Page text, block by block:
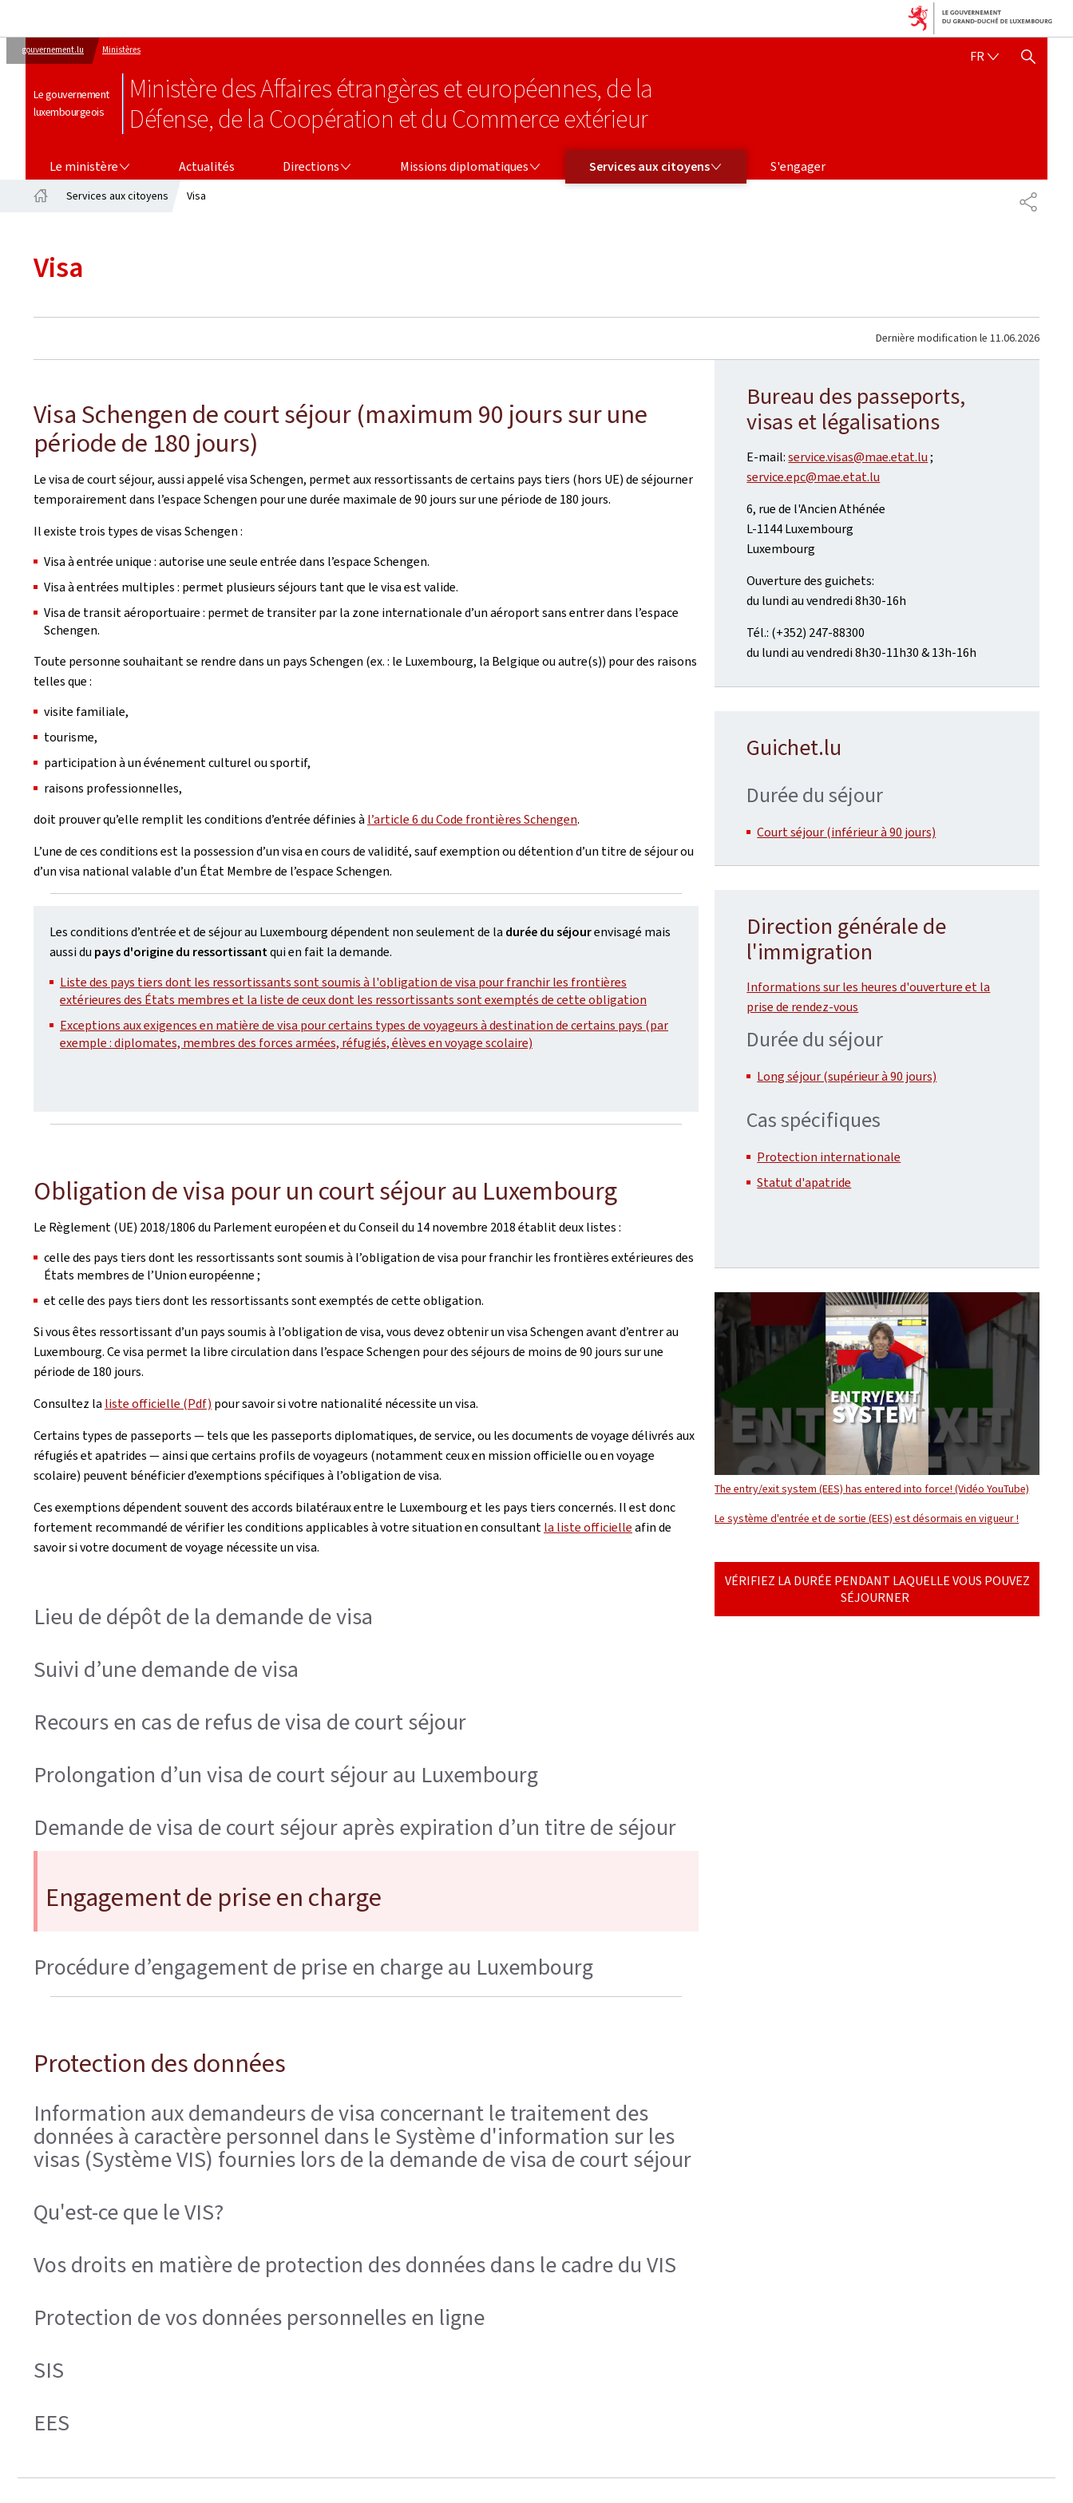
gouvernement.lu Ministères
Le gouvernement
luxembourgeois
Ministère des Affaires étrangères et européennes, de la
Défense, de la Coopération et du Commerce extérieur
FRFRANÇAIS
AFFICHER / MASQUER
Le ministère Actualités Directions Missions diplomatiques Services aux citoyens
S'engager
Services aux citoyens Visa
Visa
Dernière modification le 11.06.2026
Visa Schengen de court séjour (maximum 90 jours sur une
période de 180 jours)
Le visa de court séjour, aussi appelé visa Schengen, permet aux ressortissants de certains pays tiers (hors UE) de séjourner
temporairement dans l’espace Schengen pour une durée maximale de 90 jours sur une période de 180 jours.
Il existe trois types de visas Schengen :
Visa à entrée unique : autorise une seule entrée dans l’espace Schengen.
Visa à entrées multiples : permet plusieurs séjours tant que le visa est valide.
Visa de transit aéroportuaire : permet de transiter par la zone internationale d’un aéroport sans entrer dans l’espace
Schengen.
Toute personne souhaitant se rendre dans un pays Schengen (ex. : le Luxembourg, la Belgique ou autre(s)) pour des raisons
telles que :
visite familiale,
tourisme,
participation à un événement culturel ou sportif,
raisons professionnelles,
doit prouver qu’elle remplit les conditions d’entrée définies à l’article 6 du Code frontières Schengen.
L’une de ces conditions est la possession d’un visa en cours de validité, sauf exemption ou détention d’un titre de séjour ou
d’un visa national valable d’un État Membre de l’espace Schengen.
Les conditions d’entrée et de séjour au Luxembourg dépendent non seulement de la durée du séjourenvisagé mais
aussi du pays d'origine du ressortissantqui en fait la demande.
Liste des pays tiers dont les ressortissants sont soumis à l'obligation de visa pour franchir les frontières
extérieures des États membres et la liste de ceux dont les ressortissants sont exemptés de cette obligation
Exceptions aux exigences en matière de visa pour certains types de voyageurs à destination de certains pays (par
exemple : diplomates, membres des forces armées, réfugiés, élèves en voyage scolaire)
Obligation de visa pour un court séjour au Luxembourg
Le Règlement (UE) 2018/1806 du Parlement européen et du Conseil du 14 novembre 2018 établit deux listes :
celle des pays tiers dont les ressortissants sont soumis à l’obligation de visa pour franchir les frontières extérieures des
États membres de l’Union européenne ;
et celle des pays tiers dont les ressortissants sont exemptés de cette obligation.
Si vous êtes ressortissant d’un pays soumis à l’obligation de visa, vous devez obtenir un visa Schengen avant d’entrer au
Luxembourg. Ce visa permet la libre circulation dans l’espace Schengen pour des séjours de moins de 90 jours sur une
période de 180 jours.
Consultez la liste officielle (Pdf) pour savoir si votre nationalité nécessite un visa.
Certains types de passeports — tels que les passeports diplomatiques, de service, ou les documents de voyage délivrés aux
réfugiés et apatrides — ainsi que certains profils de voyageurs (notamment ceux en mission officielle ou en voyage
scolaire) peuvent bénéficier d’exemptions spécifiques à l’obligation de visa.
Ces exemptions dépendent souvent des accords bilatéraux entre le Luxembourg et les pays tiers concernés. Il est donc
fortement recommandé de vérifier les conditions applicables à votre situation en consultantla liste officielleafin de
savoir si votre document de voyage nécessite un visa.
Lieu de dépôt de la demande de visa
Suivi d’une demande de visa
Recours en cas de refus de visa de court séjour
Prolongation d’un visa de court séjour au Luxembourg
Demande de visa de court séjour après expiration d’un titre de séjour
Engagement de prise en charge
Procédure d’engagement de prise en charge au Luxembourg
Protection des données
Information aux demandeurs de visa concernant le traitement des
données à caractère personnel dans le Système d'information sur les
visas (Système VIS) fournies lors de la demande de visa de court séjour
Qu'est-ce que le VIS?
Vos droits en matière de protection des données dans le cadre du VIS
Protection de vos données personnelles en ligne
SIS
EES
Bureau des passeports,
visas et légalisations
E-mail:service.visas@mae.etat.lu;
service.epc@mae.etat.lu
6, rue de l'Ancien Athénée
L-1144 Luxembourg
Luxembourg
Ouverture des guichets:
du lundi au vendredi 8h30-16h
Tél.: (+352) 247-88300
du lundi au vendredi 8h30-11h30 & 13h-16h
Guichet.lu
Durée du séjour
Court séjour (inférieur à 90 jours)
Direction générale de
l'immigration
Informations sur les heures d'ouverture et la
prise de rendez-vous
Durée du séjour
Long séjour (supérieur à 90 jours)
Cas spécifiques
Protection internationale
Statut d'apatride
The entry/exit system (EES) has entered into force! (Vidéo YouTube)
Le système d'entrée et de sortie (EES) est désormais en vigueur !
VÉRIFIEZ LA DURÉE PENDANT LAQUELLE VOUS POUVEZ
SÉJOURNER